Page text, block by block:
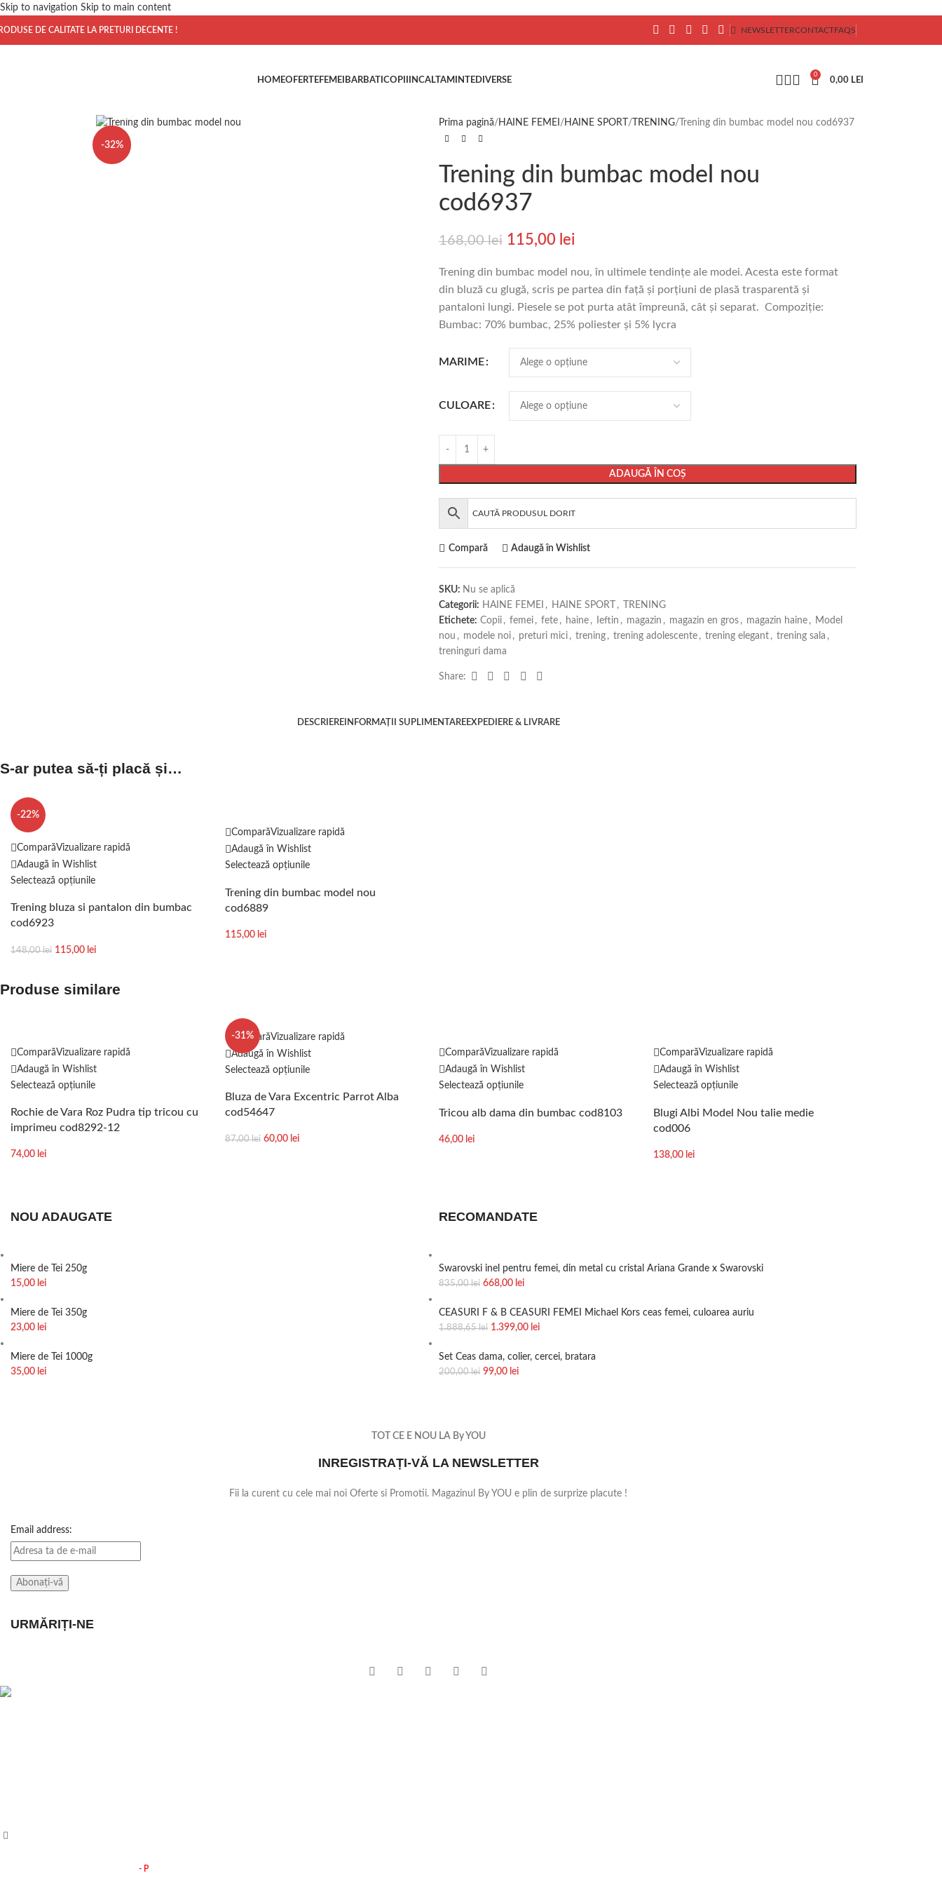
Skip to navigation Skip to main content
DE CALITATE LA PRETURI DECENTE ! NEWSLETTERCONTACTFAQS
HOMEOFERTEFEMEI BARBATI COPII INCALTAMINTEDIVERSE
0
0,00 LEI
-32%
Prima pagină HAINE FEMEI HAINE SPORT TRENING Trening din bumbac model nou cod6937
Trening din bumbac model nou
cod6937
168,00lei 115,00 lei
Trening din bumbac model nou, în ultimele tendințe ale modei. Acesta este format
din bluză cu glugă, scris pe partea din față și porțiuni de plasă trasparentă și
pantaloni lungi. Piesele se pot purta atât împreună, cât și separat. Compoziție:
Bumbac: 70% bumbac, 25% poliester şi 5% lycra
MARIME
CULOARE
ADAUGĂ ÎN COȘ
Compară Adaugă în Wishlist
SKU: Nu se aplică
Categorii: HAINE FEMEI , HAINE SPORT ,
TRENING
Etichete: Copii , femei , fete , haine , Ieftin , magazin , magazin en gros , magazin haine , Model
nou , modele noi , preturi mici , trening , trening adolescente , trening elegant , trening sala ,
treninguri dama
Share:
DESCRIEREINFORMAȚII SUPLIMENTAREEXPEDIERE & LIVRARE
S-ar putea să-ți placă și…
-22%
ComparăVizualizare rapidă
Adaugă în Wishlist
Selectează opțiunile
Trening bluza si pantalon din bumbac
cod6923
148,00lei 115,00 lei
ComparăVizualizare rapidă
Adaugă în Wishlist
Selectează opțiunile
Trening din bumbac model nou
cod6889
115,00 lei
Produse similare
ComparăVizualizare rapidă
Adaugă în Wishlist
Selectează opțiunile
Rochie de Vara Roz Pudra tip tricou cu
imprimeu cod8292-12
74,00 lei
-31%
ComparăVizualizare rapidă
Adaugă în Wishlist
Selectează opțiunile
Bluza de Vara Excentric Parrot Alba
cod54647
87,00lei 60,00 lei
ComparăVizualizare rapidă
Adaugă în Wishlist
Selectează opțiunile
Tricou alb dama din bumbac cod8103
46,00 lei
ComparăVizualizare rapidă
Adaugă în Wishlist
Selectează opțiunile
Blugi Albi Model Nou talie medie
cod006
138,00 lei
NOU ADAUGATE
Miere de Tei 250g
15,00 lei
Miere de Tei 350g
23,00 lei
Miere de Tei 1000g
35,00 lei
RECOMANDATE
Swarovski inel pentru femei, din metal cu cristal Ariana Grande x Swarovski
835,00lei 668,00 lei
CEASURI F & B CEASURI FEMEI Michael Kors ceas femei, culoarea auriu
1.888,65lei 1.399,00 lei
Set Ceas dama, colier, cercei, bratara
200,00lei 99,00 lei
TOT CE E NOU LA By YOU
INREGISTRAȚI-VĂ LA NEWSLETTER
Fii la curent cu cele mai noi Oferte si Promotii. Magazinul By YOU e plin de surprize placute !
Email address:
URMĂRIȚI-NE
- P